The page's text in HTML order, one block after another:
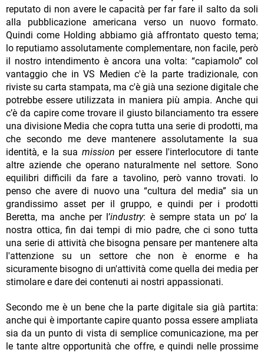
reputato di non avere le capacità per far fare il salto da soli
alla pubblicazione americana verso un nuovo formato.
Quindi come Holding abbiamo già affrontato questo tema;
lo reputiamo assolutamente complementare, non facile, però
il nostro intendimento è ancora una volta: “capiamolo” col
vantaggio che in VS Medien c'è la parte tradizionale, con
riviste su carta stampata, ma c'è già una sezione digitale che
potrebbe essere utilizzata in maniera più ampia. Anche qui
c’è da capire come trovare il giusto bilanciamento tra essere
una divisione Media che copra tutta una serie di prodotti, ma
che secondo me deve mantenere assolutamente la sua
identità, e la sua mission per essere l'interlocutore di tante
altre aziende che operano naturalmente nel settore. Sono
equilibri difficili da fare a tavolino, però vanno trovati. Io
penso che avere di nuovo una “cultura del media” sia un
grandissimo asset per il gruppo, e quindi per i prodotti
Beretta, ma anche per l’industry: è sempre stata un po‘ la
nostra ottica, fin dai tempi di mio padre, che ci sono tutta
una serie di attività che bisogna pensare per mantenere alta
l'attenzione su un settore che non è enorme e ha
sicuramente bisogno di un'attività come quella dei media per
stimolare e dare dei contenuti ai nostri appassionati.
Secondo me è un bene che la parte digitale sia già partita:
anche qui è importante capire quanto possa essere ampliata
sia da un punto di vista di semplice comunicazione, ma per
le tante altre opportunità che offre, e quindi nelle prossime